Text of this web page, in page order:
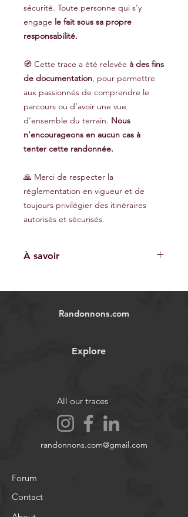
sécurité. Toute personne qui s'y
engage le fait sous sa propre
responsabilité.
🧭 Cette trace a été relevée à des fins
de documentation, pour permettre
aux passionnés de comprendre le
parcours ou d’avoir une vue
d’ensemble du terrain. Nous
n'encourageons en aucun cas à
tenter cette randonnée.
🙏 Merci de respecter la
réglementation en vigueur et de
toujours privilégier des itinéraires
autorisés et sécurisés.
À savoir
indicatif et ne garantissent pas
utilisateur est responsable de sa
capacités physiques avant
dommage matériel.
Images et vidéos non contractuelles.
Randonnons.com
Explore
All our traces
randonnons.com@gmail.com
Forum
Contact